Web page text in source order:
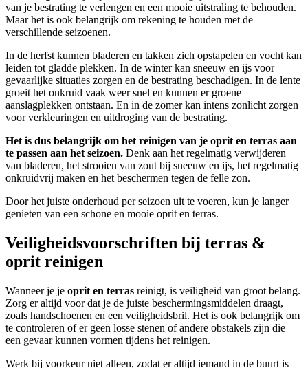
van je bestrating te verlengen en een mooie uitstraling te behouden.
Maar het is ook belangrijk om rekening te houden met de
verschillende seizoenen.
In de herfst kunnen bladeren en takken zich opstapelen en vocht kan
leiden tot gladde plekken. In de winter kan sneeuw en ijs voor
gevaarlijke situaties zorgen en de bestrating beschadigen. In de lente
groeit het onkruid vaak weer snel en kunnen er groene
aanslagplekken ontstaan. En in de zomer kan intens zonlicht zorgen
voor verkleuringen en uitdroging van de bestrating.
Het is dus belangrijk om het reinigen van je oprit en terras aan
te passen aan het seizoen. Denk aan het regelmatig verwijderen
van bladeren, het strooien van zout bij sneeuw en ijs, het regelmatig
onkruidvrij maken en het beschermen tegen de felle zon.
Door het juiste onderhoud per seizoen uit te voeren, kun je langer
genieten van een schone en mooie oprit en terras.
Veiligheidsvoorschriften bij terras &
oprit reinigen
Wanneer je je oprit en terras reinigt, is veiligheid van groot belang.
Zorg er altijd voor dat je de juiste beschermingsmiddelen draagt,
zoals handschoenen en een veiligheidsbril. Het is ook belangrijk om
te controleren of er geen losse stenen of andere obstakels zijn die
een gevaar kunnen vormen tijdens het reinigen.
Werk bij voorkeur niet alleen, zodat er altijd iemand in de buurt is